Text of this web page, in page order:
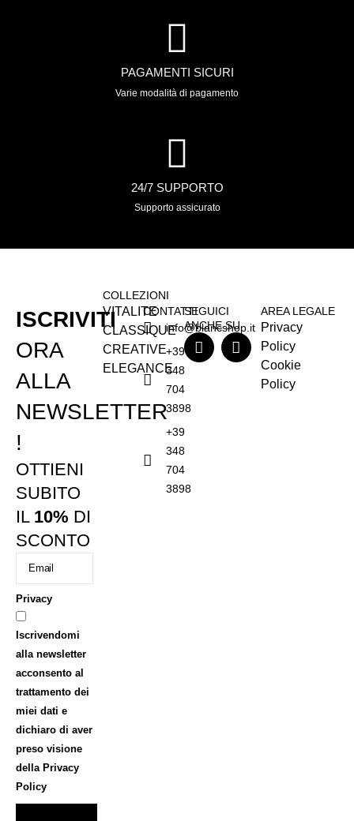
PAGAMENTI SICURI
Varie modalità di pagamento
24/7 SUPPORTO
Supporto assicurato
ISCRIVITI
ORA
ALLA
NEWSLETTER
!
OTTIENI
SUBITO
IL 10% DI
SCONTO
Privacy
Iscrivendomi
alla newsletter
acconsento al
trattamento dei
miei dati e
dichiaro di aver
preso visione
della Privacy
Policy
COLLEZIONI
VITALITE
CLASSIQUE
CREATIVE
ELEGANCE
CONTATTI
info@blancshop.it
+39
348
704
3898
+39
348
704
3898
SEGUICI
ANCHE SU
AREA LEGALE
Privacy
Policy
Cookie
Policy